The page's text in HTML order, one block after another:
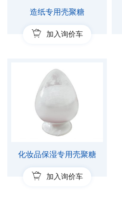
造纸专用壳聚糖
加入询价车
化妆品保湿专用壳聚糖
加入询价车